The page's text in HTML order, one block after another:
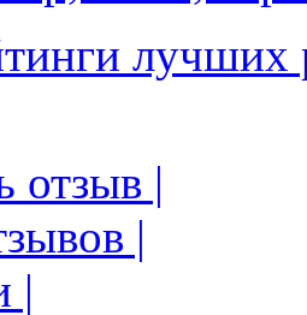
лучших
отзыв |
|
|